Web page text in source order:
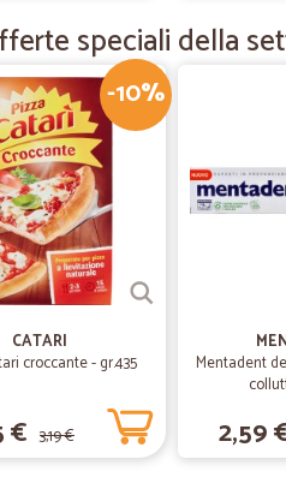
Servizio
Velocita e
unica
unica
accettabile
speciali della
-10%
CATARI
croccante - gr.435
€ 3,19 €
Mentadent
2,59